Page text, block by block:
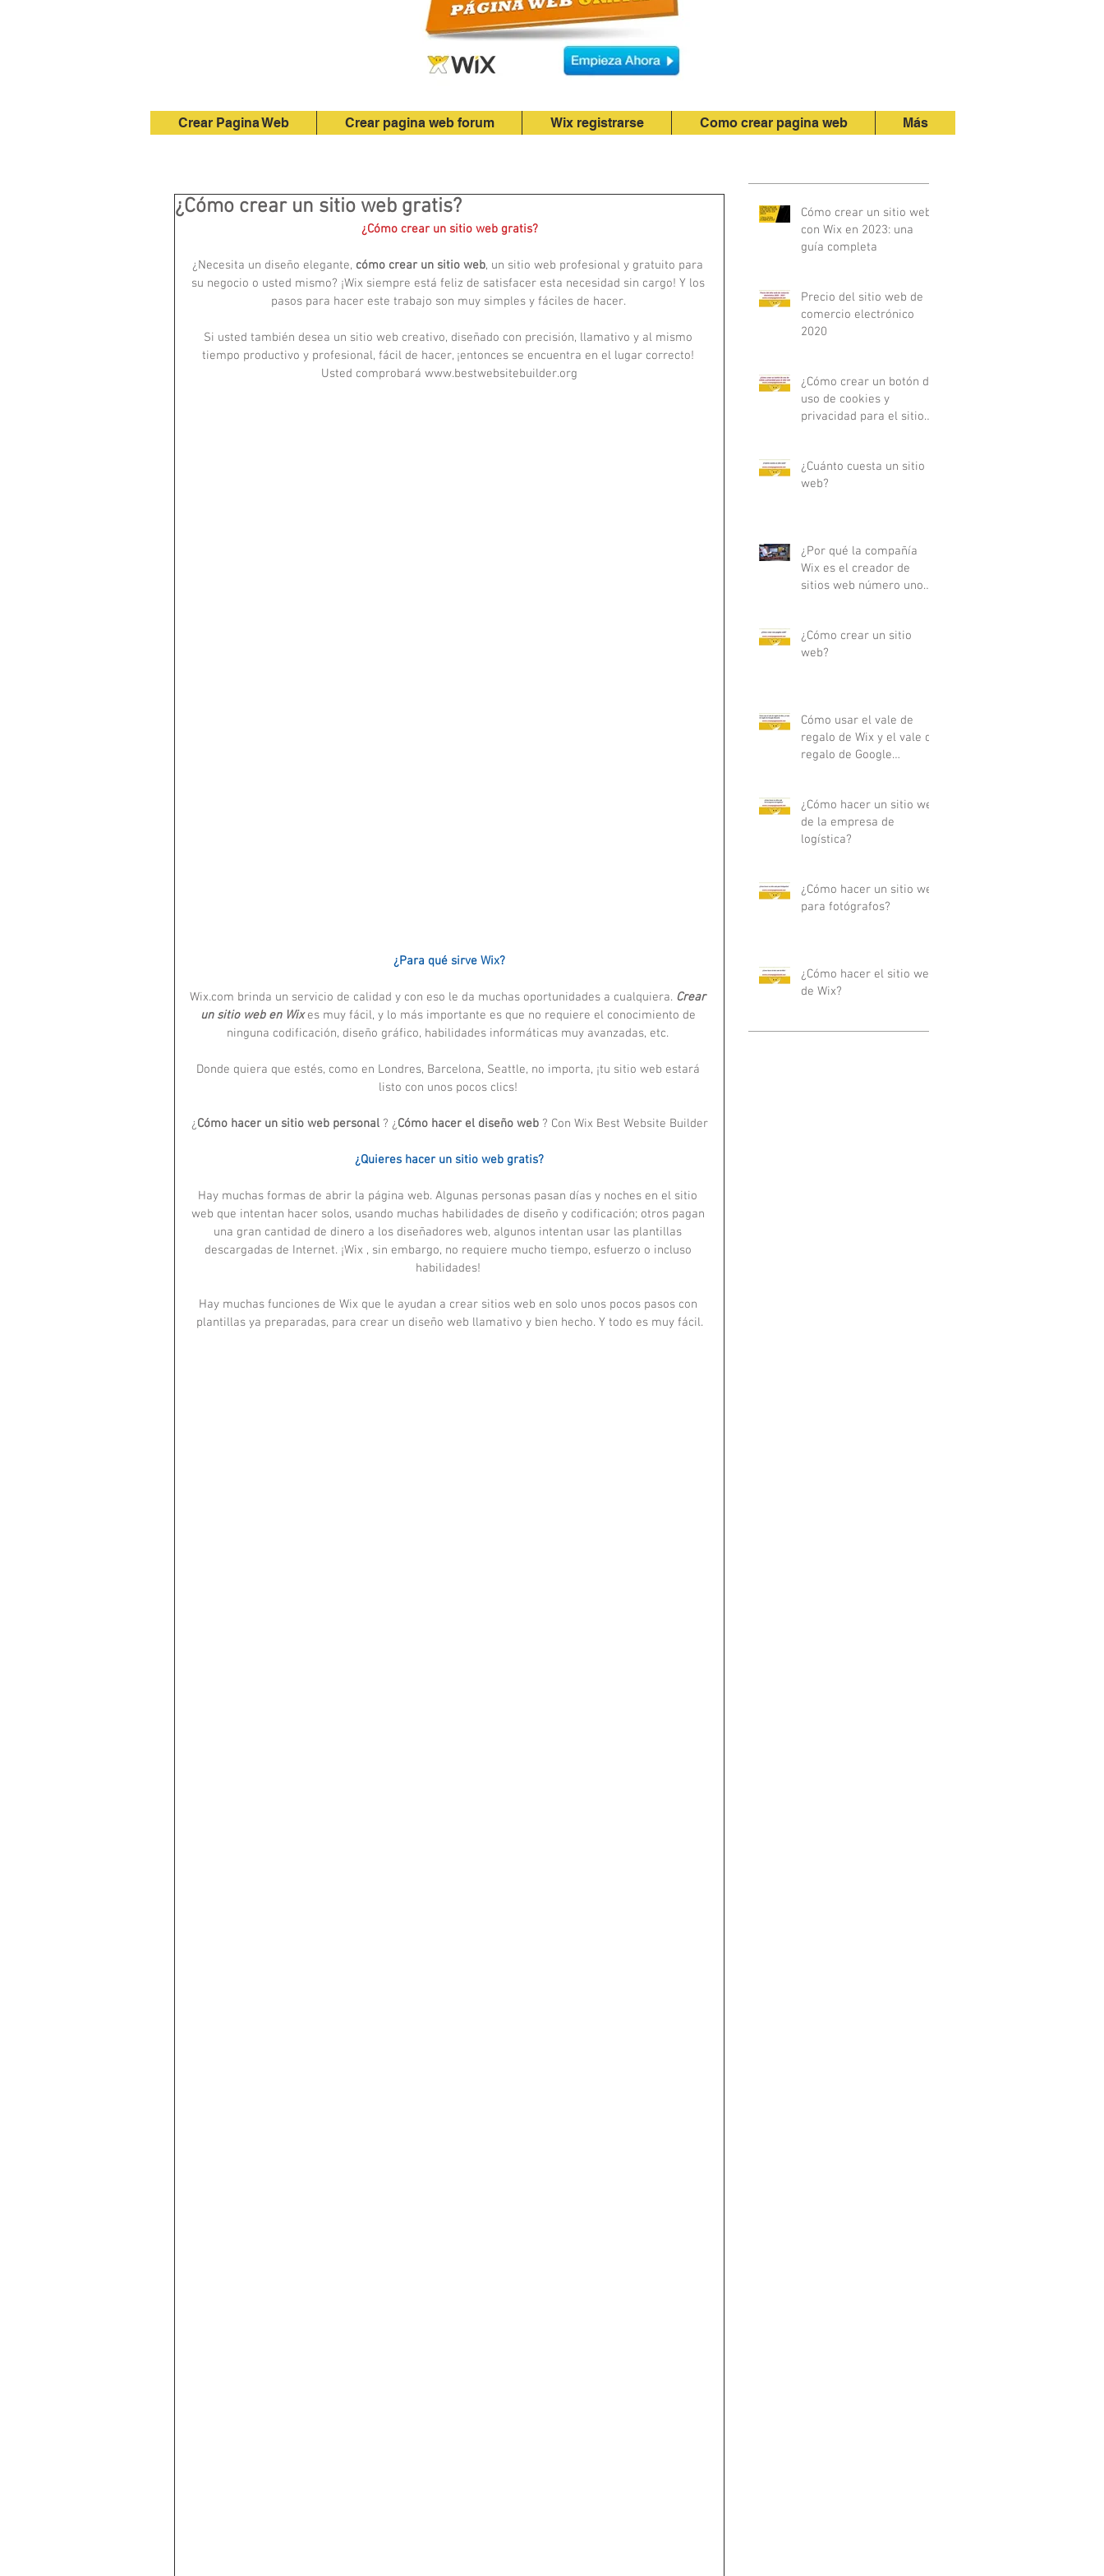
Crear Pagina Web Crear pagina web forum Wix registrarse Como crear pagina web Más
¿Cómo crear un sitio web gratis?
¿Cómo crear un sitio web gratis?
¿Necesita un diseño elegante, cómo crear un sitio web, un sitio web profesional y gratuito para
su negocio o usted mismo? ¡Wix siempre está feliz de satisfacer esta necesidad sin cargo! Y los
pasos para hacer este trabajo son muy simples y fáciles de hacer.
Si usted también desea un sitio web creativo, diseñado con precisión, llamativo y al mismo
tiempo productivo y profesional, fácil de hacer, ¡entonces se encuentra en el lugar correcto!
Usted comprobará www.bestwebsitebuilder.org
¿Para qué sirve Wix?
Wix.com brinda un servicio de calidad y con eso le da muchas oportunidades a cualquiera. Crear
un sitio web en Wix es muy fácil, y lo más importante es que no requiere el conocimiento de
ninguna codificación, diseño gráfico, habilidades informáticas muy avanzadas, etc.
Donde quiera que estés, como en Londres, Barcelona, ​​Seattle, no importa, ¡tu sitio web estará
listo con unos pocos clics!
¿Cómo hacer un sitio web personal ? ¿Cómo hacer el diseño web ? Con Wix Best Website Builder
¿Quieres hacer un sitio web gratis?
Hay muchas formas de abrir la página web. Algunas personas pasan días y noches en el sitio
web que intentan hacer solos, usando muchas habilidades de diseño y codificación; otros pagan
una gran cantidad de dinero a los diseñadores web, algunos intentan usar las plantillas
descargadas de Internet. ¡Wix , sin embargo, no requiere mucho tiempo, esfuerzo o incluso
habilidades!
Hay muchas funciones de Wix que le ayudan a crear sitios web en solo unos pocos pasos con
plantillas ya preparadas, para crear un diseño web llamativo y bien hecho. Y todo es muy fácil.
Cómo crear un sitio web
con Wix en 2023: una
guía completa
Precio del sitio web de
comercio electrónico
2020
¿Cómo crear un botón de
uso de cookies y
privacidad para el sitio
¿Cuánto cuesta un sitio
web?
¿Por qué la compañía
Wix es el creador de
sitios web número uno
¿Cómo crear un sitio
web?
Cómo usar el vale de
regalo de Wix y el vale de
regalo de Google
¿Cómo hacer un sitio web
de la empresa de
logística?
¿Cómo hacer un sitio web
para fotógrafos?
¿Cómo hacer el sitio web
de Wix?